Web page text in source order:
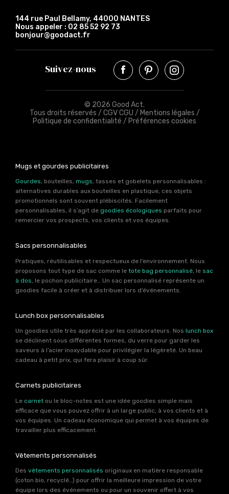
144 rue Paul Bellamy, 44000 NANTES
Nous appeler : 02 85 52 92 73
bonjour@goodact.fr
Suivez-nous
© 2026 Good Act.
Tous droits réservés / CGV CGU / Mentions légales /
Politique de confidentialité / Préférences cookies
Mugs et gourdes publicitaires
Gourdes, bouteilles, mugs, tasses et gobelets personnalisables :
alternatives durables aux bouteilles en plastique, ces objets
promotionnels sont souvent plébiscités. Facilement
personnalisables, il s’agit de goodies écologiques parfaits pour
remercier vos prospects, vos clients et vos équipes.
Sacs personnalisables
Pratiques, réutilisables et respectueux de l’environnement. Nous
proposons tout type de sac comme le tote bag personnalisé, le sac
à dos, le pochon publicitaire… Un sac personnalisé représente un
goodies facile à créer et à distribuer lors d’événements.
Lunch box personnalisables
Un goodies utile très apprécié par les collaborateurs. Nos lunch box
se déclinent sous différentes formes, du verre pour garder les
saveurs à l’acier inoxydable pour privilégier la légèreté. Un beau
cadeau à petit prix, qui fera plaisir à coup sûr.
Carnets publicitaires
Le carnet ou le bloc-notes est une idée goodies simple mais
efficace que vous pouvez offrir à un large public, à vos clients et à
vos équipes. Un cadeau économique qui permet à vos équipes de
travailler plus efficacement.
Vêtements personnalisés
Des vêtements personnalisés originaux en matière responsable
(coton bio, recyclé…) pour offrir la meilleure impression de votre
équipe lors des événements ou pour un souvenir offert à vos